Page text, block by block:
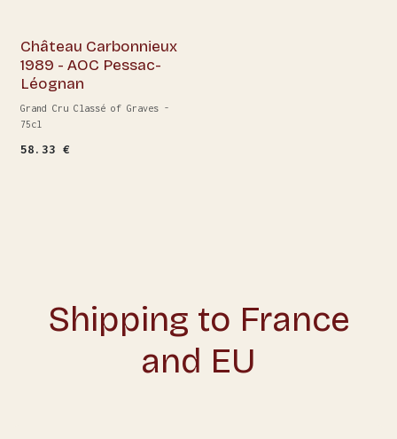
Château Carbonnieux
1989 - AOC Pessac-
Léognan
Grand Cru Classé of Graves -
75cl
58.33 €
Shipping to France
and EU